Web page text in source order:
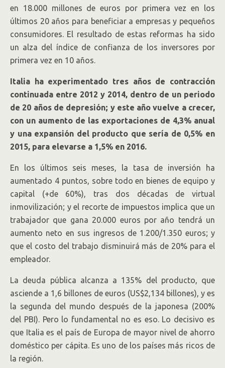
en 18.000 millones de euros por primera vez en los
últimos 20 años para beneficiar a empresas y pequeños
consumidores. El resultado de estas reformas ha sido
un alza del índice de confianza de los inversores por
primera vez en 10 años.
Italia ha experimentado tres años de contracción
continuada entre 2012 y 2014, dentro de un periodo
de 20 años de depresión; y este año vuelve a crecer,
con un aumento de las exportaciones de 4,3% anual
y una expansión del producto que sería de 0,5% en
2015, para elevarse a 1,5% en 2016.
En los últimos seis meses, la tasa de inversión ha
aumentado 4 puntos, sobre todo en bienes de equipo y
capital (+de 60%), tras dos décadas de virtual
inmovilización; y el recorte de impuestos implica que un
trabajador que gana 20.000 euros por año tendrá un
aumento neto en sus ingresos de 1.200/1.350 euros; y
que el costo del trabajo disminuirá más de 20% para el
empleador.
La deuda pública alcanza a 135% del producto, que
asciende a 1,6 billones de euros (US$2,134 billones), y es
la segunda del mundo después de la japonesa (200%
del PBI). Pero lo fundamental no es eso. Lo decisivo es
que Italia es el país de Europa de mayor nivel de ahorro
doméstico per cápita. Es uno de los países más ricos de
la región.